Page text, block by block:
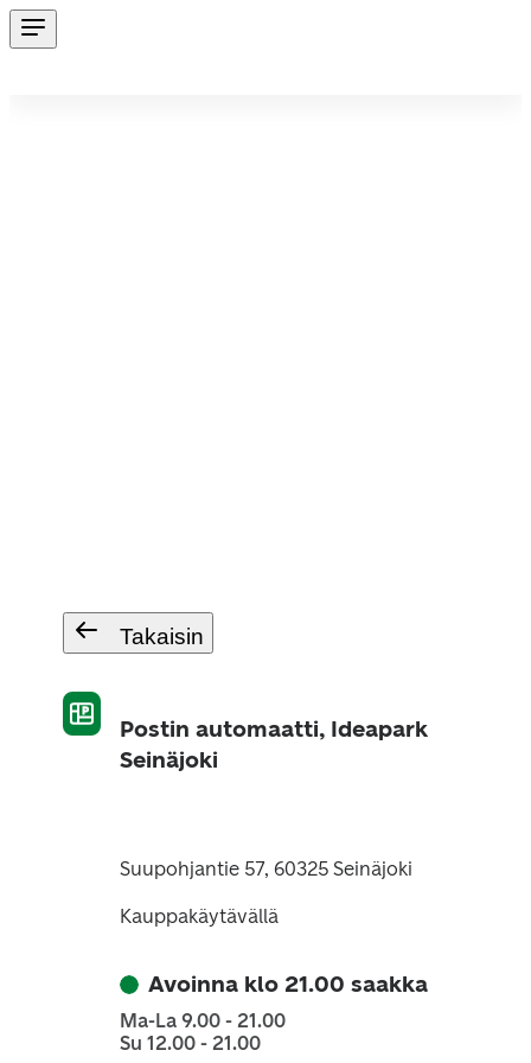
Takaisin
Postin automaatti, Ideapark
Seinäjoki
Suupohjantie 57, 60325 Seinäjoki
Kauppakäytävällä
Avoinna klo 21.00 saakka
Ma-La 9.00 - 21.00
Su 12.00 - 21.00